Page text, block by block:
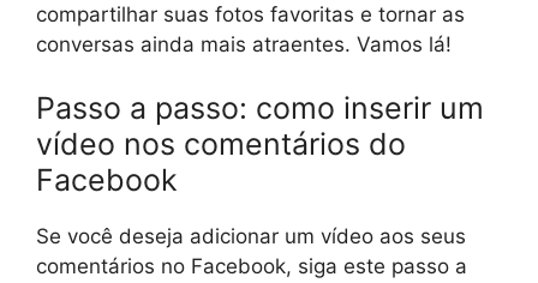
compartilhar suas fotos favoritas e tornar as
conversas ainda mais atraentes. Vamos lá!
Passo a passo: como inserir um
vídeo nos comentários do
Facebook
Se você deseja adicionar um vídeo aos seus
comentários no Facebook, siga este passo a